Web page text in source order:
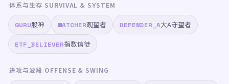
体系与生存 SURVIVAL & SYSTEM
GURU股神 WATCHER观望者 DEFENDER_A大A守望者
ETF_BELIEVER指数信徒
进攻与波段 OFFENSE & SWING